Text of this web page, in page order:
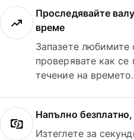
Проследявайте
време
Запазете любимите
проверявате как
течение на времето.
Напълно
Изтеглете за